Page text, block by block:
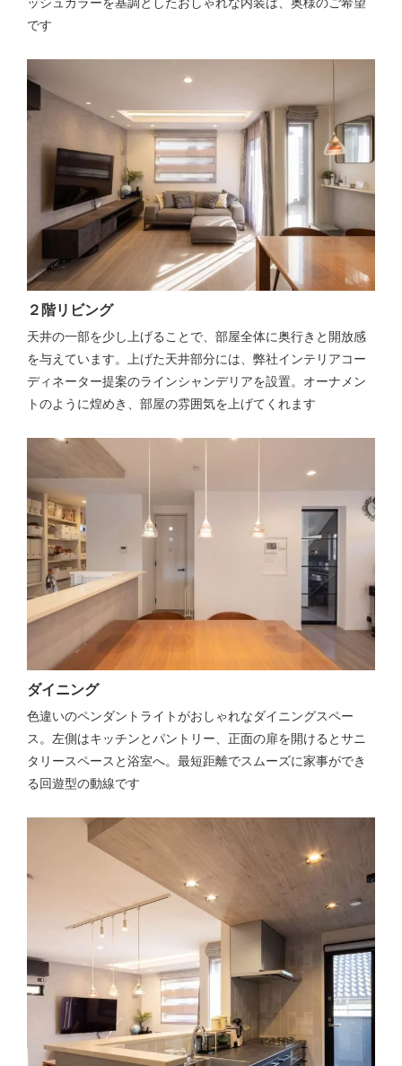
です
２階リビング
天井の一部を少し上げることで、部屋全体に奥行きと開放感
を与えています。上げた天井部分には、弊社インテリアコー
ディネーター提案のラインシャンデリアを設置。オーナメン
トのように煌めき、部屋の雰囲気を上げてくれます
ダイニング
色違いのペンダントライトがおしゃれなダイニングスペー
ス。左側はキッチンとパントリー、正面の扉を開けるとサニ
タリースペースと浴室へ。最短距離でスムーズに家事ができ
る回遊型の動線です